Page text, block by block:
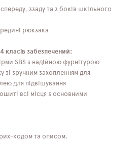
ззаду та з боків шкільного
рюкзака
класів забезпечений:
SBS з надійною фурнітурою
зручним захопленням для
для підвішування
всі місця з основними
кодом та описом.